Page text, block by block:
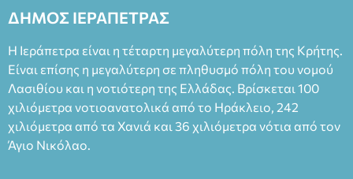
Φεδερίκο. Σκηνοθεσία: Βαγγέλης Θεοδωρόπουλος Είσοδος: :
άνω των 65 Προπώληση: Βιβλιοπωλείο Πάπυρος (Πλατεία
Πλαστήρα), E&G Mini market (Δημοκρατίας 39 Ιεράπετρα)
και στο more.com Χώρος: 3ο Γυμνάσιο Ιεράπετρας
(Είσοδος ΕΠΑ.Λ.) Έναρξη 21:15 Οργάνωση: ΚΝΩΣΟΣ
ΘΕΑΤΡΙΚΕΣ ΠΑΡΑΓΩΓΕΣ ΕΕ
ΔΗΜΟΣ ΙΕΡΑΠΕΤΡΑΣ
Η Ιεράπετρα είναι η τέταρτη μεγαλύτερη πόλη της Κρήτης.
Είναι επίσης η μεγαλύτερη σε πληθυσμό πόλη του νομού
Λασιθίου και η νοτιότερη της Ελλάδας. Βρίσκεται 100
χιλιόμετρα νοτιοανατολικά από το Ηράκλειο, 242
χιλιόμετρα από τα Χανιά και 36 χιλιόμετρα νότια από τον
Άγιο Νικόλαο.